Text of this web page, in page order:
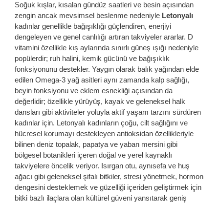
Soğuk kışlar, kısalan gündüz saatleri ve besin açısından
zengin ancak mevsimsel beslenme nedeniyle Letonyalı
kadınlar genellikle bağışıklığı güçlendiren, enerjiyi
dengeleyen ve genel canlılığı artıran takviyeler ararlar. D
vitamini özellikle kış aylarında sınırlı güneş ışığı nedeniyle
popülerdir; ruh halini, kemik gücünü ve bağışıklık
fonksiyonunu destekler. Yaygın olarak balık yağından elde
edilen Omega-3 yağ asitleri aynı zamanda kalp sağlığı,
beyin fonksiyonu ve eklem esnekliği açısından da
değerlidir; özellikle yürüyüş, kayak ve geleneksel halk
dansları gibi aktiviteler yoluyla aktif yaşam tarzını sürdüren
kadınlar için. Letonyalı kadınların çoğu, cilt sağlığını ve
hücresel korumayı destekleyen antioksidan özellikleriyle
bilinen deniz topalak, papatya ve yaban mersini gibi
bölgesel botanikleri içeren doğal ve yerel kaynaklı
takviyelere öncelik veriyor. Isırgan otu, aynısefa ve huş
ağacı gibi geleneksel şifalı bitkiler, stresi yönetmek, hormon
dengesini desteklemek ve güzelliği içeriden geliştirmek için
bitki bazlı ilaçlara olan kültürel güveni yansıtarak geniş